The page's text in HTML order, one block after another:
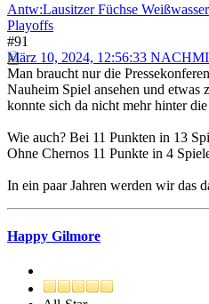
Antw:Lausitzer Füchse
Playoffs
#91
März 10, 2024, 12:56:33
Man braucht nur die
Nauheim Spiel ansehen und etwas
konnte sich da nicht mehr hinter
Wie auch? Bei 11 Punkten in 13
Ohne Chernos 11 Punkte in 4
In ein paar Jahren werden wir das
Happy Gilmore